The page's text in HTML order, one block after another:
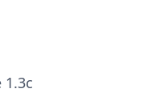
1.3c